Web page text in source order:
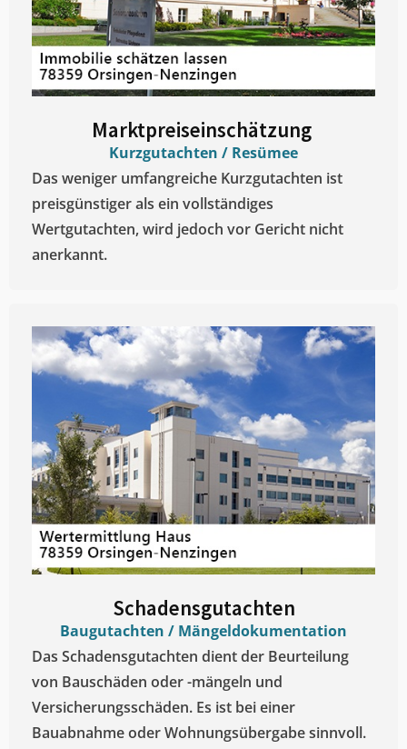
Marktpreiseinschätzung ​
Kurzgutachten / Resümee
Das weniger umfangreiche Kurzgutachten ist
preisgünstiger als ein vollständiges
Wertgutachten, wird jedoch vor Gericht nicht
anerkannt.
Schadensgutachten
Baugutachten / Mängeldokumentation
Das Schadensgutachten dient der Beurteilung
von Bauschäden oder -mängeln und
Versicherungsschäden. Es ist bei einer
Bauabnahme oder Wohnungsübergabe sinnvoll.